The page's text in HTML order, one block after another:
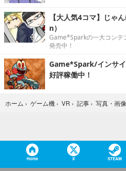
【大人気4コマ】じゃ
n）
Game*Sparkの一大コンテ
発売中！
Game*Spark/インサ
好評稼働中！
ホーム › ゲーム機 › VR › 記事 › 写真・画像
Home X STEAM